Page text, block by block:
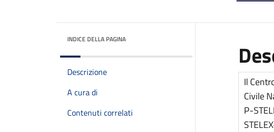
INDICE DELLA PAGINA
Descrizione
A cura di
Contenuti correlati
Il
Civile
P-